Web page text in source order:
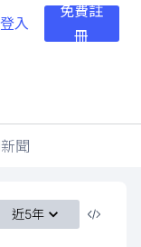
登入
免費註
冊
聞
近5年